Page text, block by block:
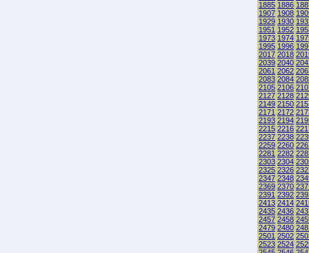
1885 1886
1907 1908
1929 1930
1951 1952
1973 1974
1995 1996
2017 2018
2039 2040
2061 2062
2083 2084
2105 2106
2127 2128
2149 2150
2171 2172
2193 2194
2215 2216
2237 2238
2259 2260
2281 2282
2303 2304
2325 2326
2347 2348
2369 2370
2391 2392
2413 2414
2435 2436
2457 2458
2479 2480
2501 2502
2523 2524